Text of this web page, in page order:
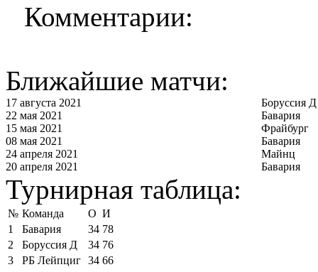
Комментарии:
Ближайшие матчи:
17 августа 2021
Боруссия Д
22 мая 2021
Бавария
15 мая 2021
Фрайбург
08 мая 2021
Бавария
24 апреля 2021
Майнц
20 апреля 2021
Бавария
Турнирная таблица:
№ Команда О И
1
Бавария 34 78
2
Боруссия Д 34 76
3
РБ Лейпциг 34 66